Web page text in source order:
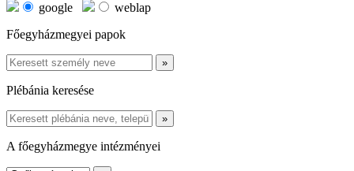
google
weblap
Főegyházmegyei papok
Plébánia keresése
A főegyházmegye intézményei